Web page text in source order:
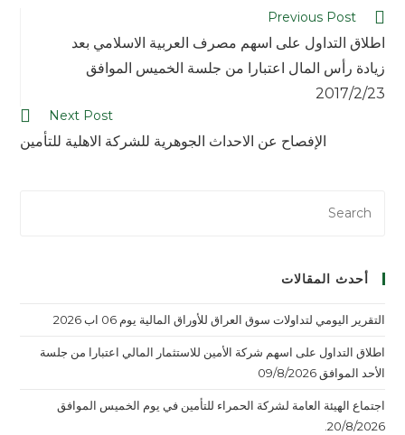
Previous Post
اطلاق التداول على اسهم مصرف العربية الاسلامي بعد
زيادة رأس المال اعتبارا من جلسة الخميس الموافق
2017/2/23
Next Post
الإفصاح عن الاحداث الجوهرية للشركة الاهلية للتأمين
أحدث المقالات
التقرير اليومي لتداولات سوق العراق للأوراق المالية يوم 06 اب 2026
اطلاق التداول على اسهم شركة الأمين للاستثمار المالي اعتبارا من جلسة
الأحد الموافق 09/8/2026
اجتماع الهيئة العامة لشركة الحمراء للتأمين في يوم الخميس الموافق
20/8/2026.